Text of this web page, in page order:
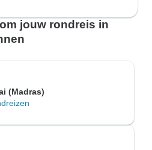
jouw rondreis in
(Madras)